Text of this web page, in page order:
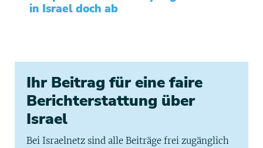
in Israel doch ab
Ihr Beitrag für eine faire
Berichterstattung über
Israel
Bei Israelnetz sind alle Beiträge frei zugänglich